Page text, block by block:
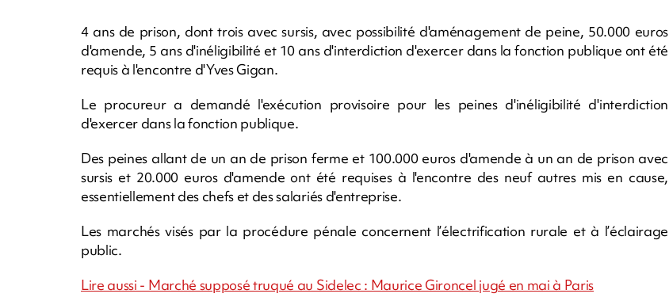
4 ans de prison, dont trois avec sursis, avec possibilité d'aménagement de peine, 50.000 euros
d'amende, 5 ans d'inéligibilité et 10 ans d'interdiction d'exercer dans la fonction publique ont été
requis à l'encontre d'Yves Gigan.
Le procureur a demandé l'exécution provisoire pour les peines d'inéligibilité d'interdiction
d'exercer dans la fonction publique.
Des peines allant de un an de prison ferme et 100.000 euros d'amende à un an de prison avec
sursis et 20.000 euros d'amende ont été requises à l'encontre des neuf autres mis en cause,
essentiellement des chefs et des salariés d'entreprise.
Les marchés visés par la procédure pénale concernent l’électrification rurale et à l’éclairage
public.
Lire aussi - Marché supposé truqué au Sidelec : Maurice Gironcel jugé en mai à Paris